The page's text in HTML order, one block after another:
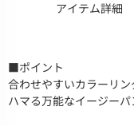
アイテム詳細
■ポイント
合わせやすいカラーリ
ハマる万能なイージーパ